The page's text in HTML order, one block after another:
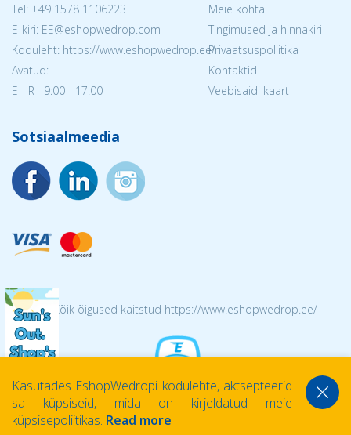
Tel: +49 1578 1106223
E-kiri: EE@eshopwedrop.com
Koduleht: https://www.eshopwedrop.ee/
Avatud:
E - R 9:00 - 17:00
Meie kohta
Tingimused ja hinnakiri
Privaatsuspoliitika
Kontaktid
Veebisaidi kaart
Sotsiaalmeedia
© 2026 Kõik õigused kaitstud https://www.eshopwedrop.ee/
Kasutades EshopWedropi kodulehte, aktsepteerid
sa küpsiseid, mida on kirjeldatud meie
küpsisepoliitikas. Read more